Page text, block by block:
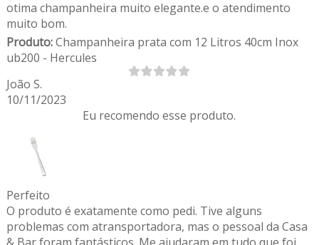
otima champanheira muito elegante.e o atendimento
muito bom.
Produto:Champanheira prata com 12 Litros 40cm Inox
ub200 - Hercules
João S.
10/11/2023
Eu recomendo esse produto.
Perfeito
O produto é exatamente como pedi. Tive alguns
problemas com atransportadora, mas o pessoal da Casa